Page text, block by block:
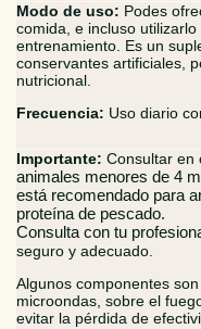
Modo de uso: Podes
comida, e incluso
entrenamiento. Es un
conservantes artificiales,
nutricional.
Frecuencia: Uso diario
Importante: Consultar en
animales menores de 4
está recomendado para
proteína de pescado.
Consulta con tu
seguro y adecuado.
Algunos componentes
microondas, sobre el
evitar la pérdida de